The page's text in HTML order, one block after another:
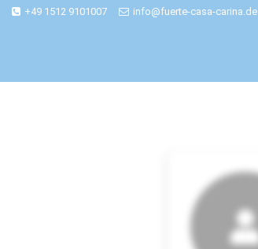
+49 1512 9101007 info@fuerte-casa-carina.de